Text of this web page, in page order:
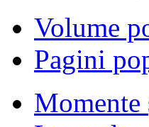
Volume
Pagini
Momente